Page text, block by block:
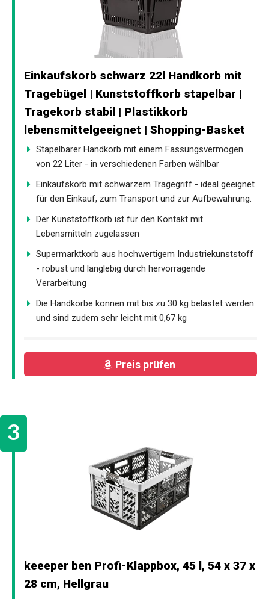
Einkaufskorb schwarz 22l Handkorb mit
Tragebügel | Kunststoffkorb stapelbar |
Tragekorb stabil | Plastikkorb
lebensmittelgeeignet | Shopping-Basket
Stapelbarer Handkorb mit einem Fassungsvermögen
von 22 Liter - in verschiedenen Farben wählbar
Einkaufskorb mit schwarzem Tragegriff - ideal geeignet
für den Einkauf, zum Transport und zur Aufbewahrung.
Der Kunststoffkorb ist für den Kontakt mit
Lebensmitteln zugelassen
Supermarktkorb aus hochwertigem Industriekunststoff
- robust und langlebig durch hervorragende
Verarbeitung
Die Handkörbe können mit bis zu 30 kg belastet werden
und sind zudem sehr leicht mit 0,67 kg
Preis prüfen
keeeper ben Profi-Klappbox, 45 l, 54 x 37 x
28 cm, Hellgrau